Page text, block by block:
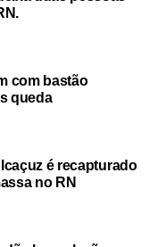
com bastão
queda
é recapturado
no RN